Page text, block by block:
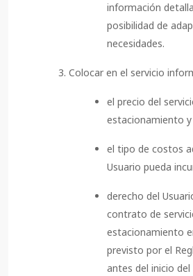
información
posibilidad de
necesidades.
Colocar en el servicio
el precio del
estacionamiento
el tipo de costos
Usuario pueda
derecho del
contrato de
estacionamiento
previsto por el
antes del inicio del